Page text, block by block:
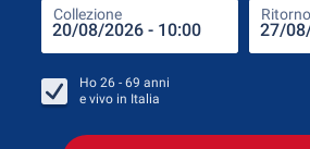
Collezione Ritorno
Ho 26 - 69 anni
e vivo in Italia